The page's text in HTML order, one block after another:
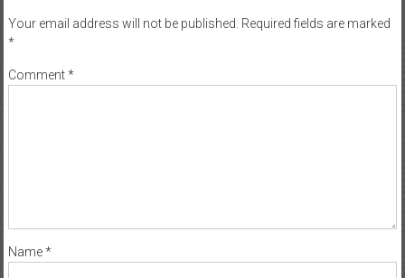
Your email address will not be published. Required fields are marked
*
Comment*
Name*